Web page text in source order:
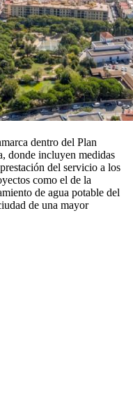
dentro del Plan
donde incluyen medidas
del servicio a los
como el de la
de agua potable del
de una mayor